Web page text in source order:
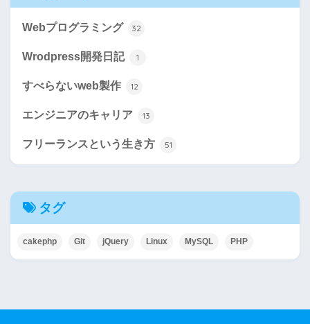
Webプログラミング 32
Wrodpress開発日記 1
すべらないweb製作 12
エンジニアのキャリア 13
フリーランスという生き方 51
タグ
cakephp Git jQuery Linux MySQL PHP